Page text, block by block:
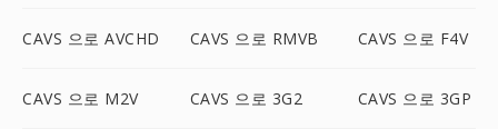
CAVS 으로 AVCHD CAVS 으로 RMVB CAVS 으로 F4V
CAVS 으로 M2V CAVS 으로 3G2 CAVS 으로 3GP